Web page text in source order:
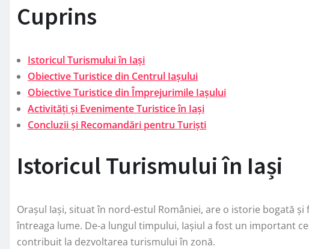
Cuprins
Istoricul Turismului în Iași
Obiective Turistice din Centrul Iașului
Obiective Turistice din Împrejurimile Iașului
Activități și Evenimente Turistice în Iași
Concluzii și Recomandări pentru Turiști
Istoricul Turismului în Iași
Orașul Iași, situat în nord-estul României, are o istorie bogată
întreaga lume. De-a lungul timpului, Iașiul a fost un important
contribuit la dezvoltarea turismului în zonă.